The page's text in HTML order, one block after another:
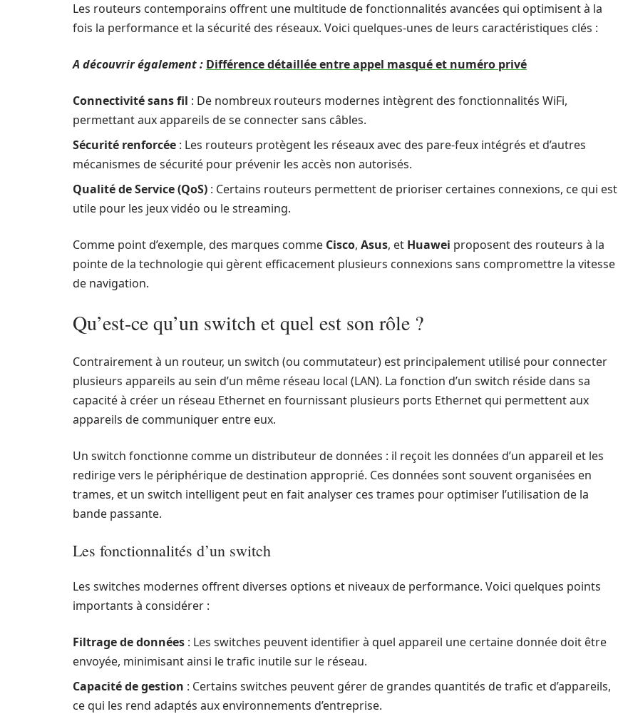
Les routeurs contemporains offrent une multitude de fonctionnalités avancées qui optimisent à la
fois la performance et la sécurité des réseaux. Voici quelques-unes de leurs caractéristiques clés :
A découvrir également : Différence détaillée entre appel masqué et numéro privé
Connectivité sans fil : De nombreux routeurs modernes intègrent des fonctionnalités WiFi,
permettant aux appareils de se connecter sans câbles.
Sécurité renforcée : Les routeurs protègent les réseaux avec des pare-feux intégrés et d’autres
mécanismes de sécurité pour prévenir les accès non autorisés.
Qualité de Service (QoS) : Certains routeurs permettent de prioriser certaines connexions, ce qui est
utile pour les jeux vidéo ou le streaming.
Comme point d’exemple, des marques comme Cisco, Asus, et Huawei proposent des routeurs à la
pointe de la technologie qui gèrent efficacement plusieurs connexions sans compromettre la vitesse
de navigation.
Qu’est-ce qu’un switch et quel est son rôle ?
Contrairement à un routeur, un switch (ou commutateur) est principalement utilisé pour connecter
plusieurs appareils au sein d’un même réseau local (LAN). La fonction d’un switch réside dans sa
capacité à créer un réseau Ethernet en fournissant plusieurs ports Ethernet qui permettent aux
appareils de communiquer entre eux.
Un switch fonctionne comme un distributeur de données : il reçoit les données d’un appareil et les
redirige vers le périphérique de destination approprié. Ces données sont souvent organisées en
trames, et un switch intelligent peut en fait analyser ces trames pour optimiser l’utilisation de la
bande passante.
Les fonctionnalités d’un switch
Les switches modernes offrent diverses options et niveaux de performance. Voici quelques points
importants à considérer :
Filtrage de données : Les switches peuvent identifier à quel appareil une certaine donnée doit être
envoyée, minimisant ainsi le trafic inutile sur le réseau.
Capacité de gestion : Certains switches peuvent gérer de grandes quantités de trafic et d’appareils,
ce qui les rend adaptés aux environnements d’entreprise.